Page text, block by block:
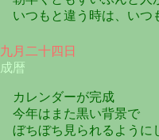
いつもと違う時は、いつ
九月二十四日
成暦
カレンダーが完成
今年はまた黒い背景で
ぼちぼち見られるように